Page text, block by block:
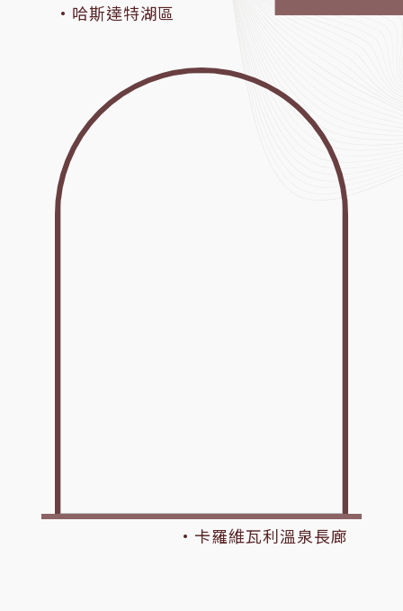
·哈斯達特湖區
·卡羅維瓦利溫泉長廊